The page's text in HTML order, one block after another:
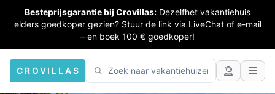
Besteprijsgarantie bij Crovillas: Dezelfhet vakantiehuis
elders goedkoper gezien? Stuur de link via LiveChat of e-mail
– en boek 100 € goedkoper!
CROVILLAS